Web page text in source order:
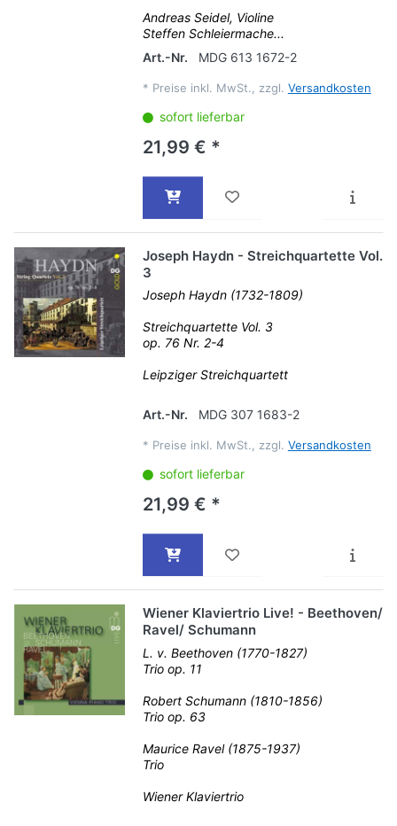
Andreas Seidel, Violine
Steffen Schleiermache...
Art.-Nr.
MDG 613 1672-2
* Preise inkl. MwSt., zzgl. Versandkosten
sofort lieferbar
21,99 € *
Joseph Haydn - Streichquartette Vol.
3
Joseph Haydn (1732-1809)
Streichquartette Vol. 3
op. 76 Nr. 2-4
Leipziger Streichquartett
Art.-Nr. MDG 307 1683-2
* Preise inkl. MwSt., zzgl. Versandkosten
sofort lieferbar
21,99 € *
Wiener Klaviertrio Live! - Beethoven/
Ravel/ Schumann
L. v. Beethoven (1770-1827)
Trio op. 11
Robert Schumann (1810-1856)
Trio op. 63
Maurice Ravel (1875-1937)
Trio
Wiener Klaviertrio